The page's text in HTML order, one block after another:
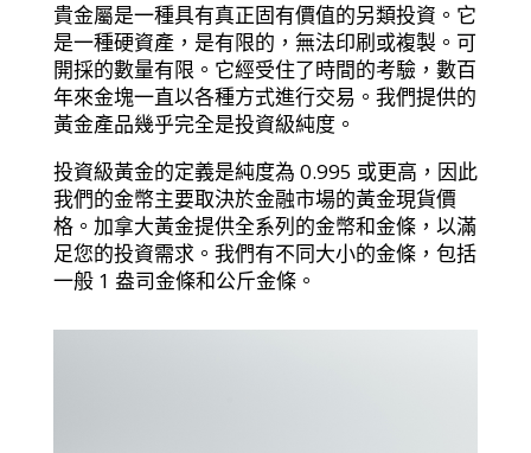
貴金屬是一種具有真正固有價值的另類投資。它
是一種硬資產，是有限的，無法印刷或複製。可
開採的數量有限。它經受住了時間的考驗，數百
年來金塊一直以各種方式進行交易。我們提供的
黃金產品幾乎完全是投資級純度。
投資級黃金的定義是純度為 0.995 或更高，因此
我們的金幣主要取決於金融市場的黃金現貨價
格。加拿大黃金提供全系列的金幣和金條，以滿
足您的投資需求。我們有不同大小的金條，包括
一般 1 盎司金條和公斤金條。